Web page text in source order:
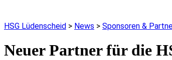
HSG Lüdenscheid > News > Sponsoren &
Neuer Partner für die